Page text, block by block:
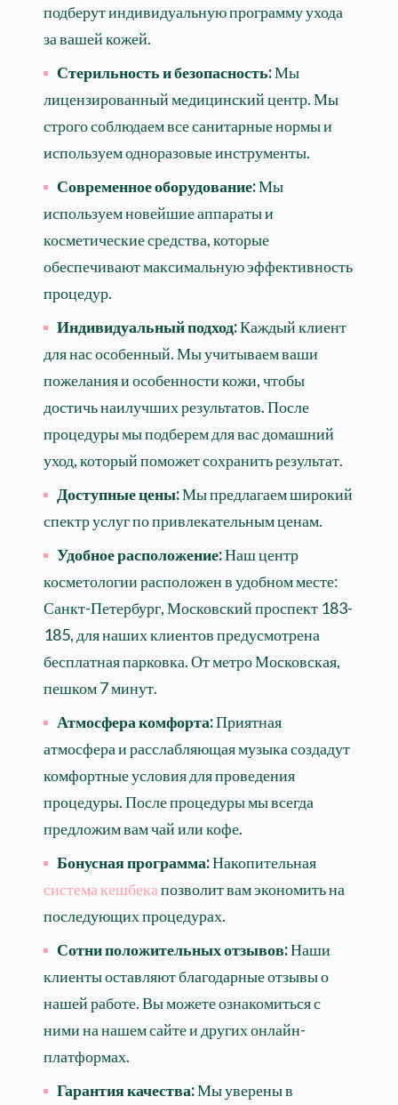
подберут индивидуальную программу ухода
за вашей кожей.
Стерильность и безопасность:Мы
лицензированный медицинский центр. Мы
строго соблюдаем все санитарные нормы и
используем одноразовые инструменты.
Современное оборудование:Мы
используем новейшие аппараты и
косметические средства, которые
обеспечивают максимальную эффективность
процедур.
Индивидуальный подход:Каждый клиент
для нас особенный. Мы учитываем ваши
пожелания и особенности кожи, чтобы
достичь наилучших результатов. После
процедуры мы подберем для вас домашний
уход, который поможет сохранить результат.
Доступные цены:Мы предлагаем широкий
спектр услуг по привлекательным ценам.
Удобное расположение:Наш центр
косметологии расположен в удобном месте:
Санкт-Петербург, Московский проспект 183-
185, для наших клиентов предусмотрена
бесплатная парковка. От метро Московская,
пешком 7 минут.
Атмосфера комфорта:Приятная
атмосфера и расслабляющая музыка создадут
комфортные условия для проведения
процедуры. После процедуры мы всегда
предложим вам чай или кофе.
Бонусная программа:Накопительная
система кешбекапозволит вам экономить на
последующих процедурах.
Сотни положительных отзывов:Наши
клиенты оставляют благодарные отзывы о
нашей работе. Вы можете ознакомиться с
ними на нашем сайте и других онлайн-
платформах.
Гарантия качества:Мы уверены в